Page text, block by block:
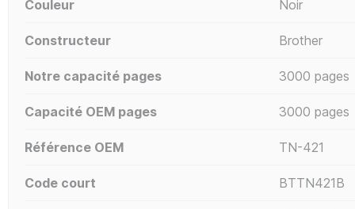
Couleur Noir
Constructeur Brother
Notre capacité pages 3000 pages
Capacité OEM pages 3000 pages
Référence OEM TN-421
Code court BTTN421B